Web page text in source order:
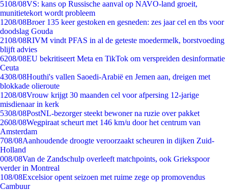
5108/08VS: kans op Russische aanval op NAVO-land groeit,
munitietekort wordt probleem
1208/08Broer 135 keer gestoken en gesneden: zes jaar cel en tbs voor
doodslag Gouda
2108/08RIVM vindt PFAS in al de geteste moedermelk, borstvoeding
blijft advies
6208/08EU bekritiseert Meta en TikTok om verspreiden desinformatie
Ceuta
4308/08Houthi's vallen Saoedi-Arabië en Jemen aan, dreigen met
blokkade olieroute
1208/08Vrouw krijgt 30 maanden cel voor afpersing 12-jarige
misdienaar in kerk
5308/08PostNL-bezorger steekt bewoner na ruzie over pakket
2608/08Wegpiraat scheurt met 146 km/u door het centrum van
Amsterdam
708/08Aanhoudende droogte veroorzaakt scheuren in dijken Zuid-
Holland
008/08Van de Zandschulp overleeft matchpoints, ook Griekspoor
verder in Montreal
108/08Excelsior opent seizoen met ruime zege op promovendus
Cambuur